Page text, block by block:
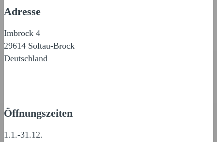
Adresse
Imbrock 4
29614 Soltau-Brock
Deutschland
Öffnungszeiten
1.1.-31.12.